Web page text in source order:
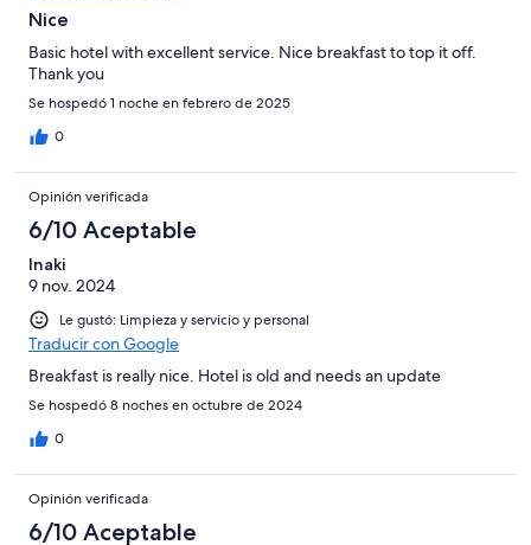
Nice
Basic hotel with excellent service. Nice breakfast to top it off.
Thank you
Se hospedó 1 noche en febrero de 2025
0
Opinión verificada
6/10 Aceptable
Inaki
9 nov. 2024
Le gustó: Limpieza y servicio y personal
Traducir con Google
Breakfast is really nice. Hotel is old and needs an update
Se hospedó 8 noches en octubre de 2024
0
Opinión verificada
6/10 Aceptable